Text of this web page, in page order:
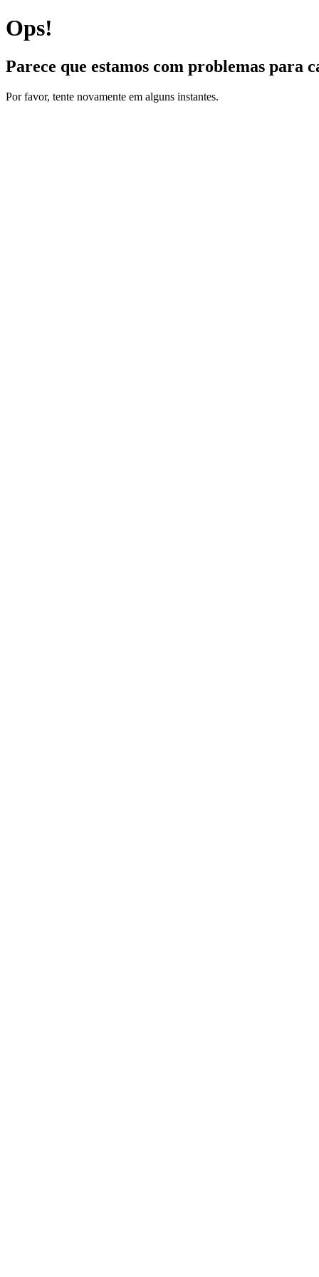
Ops!
Parece que estamos com problemas para
Por favor, tente novamente em alguns instantes.